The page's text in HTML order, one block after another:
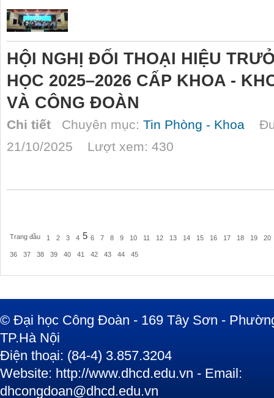
HỘI NGHỊ ĐỐI THOẠI HIỆU
HỌC 2025–2026 CẤP KHOA -
VÀ CÔNG ĐOÀN
Chi tiết Chuyên mục: Tin Phòng - Khoa
21/10/2025 Lượt xem: 430
Trang đầu 1 2 3 4 5 6 7 8 9 10 11 12 13 14 15 16 17 18 19 20
36 37 38 39 40 41 42 43 44 45
© Đại học Công Đoàn - 169 Tây Sơn -
TP.Hà Nội
Điện thoại: (84-4) 3.857.3204
Website: http://www.dhcd.edu.vn - Email:
dhcongdoan@dhcd.edu.vn